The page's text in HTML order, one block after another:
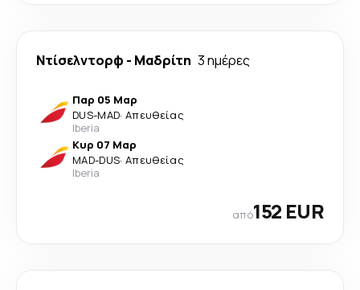
Ντίσελντορφ - Μαδρίτη 3 ημέρες
Παρ 05 Μαρ
DUS-MAD· Απευθείας
Iberia
Κυρ 07 Μαρ
MAD-DUS· Απευθείας
Iberia
από152 EUR